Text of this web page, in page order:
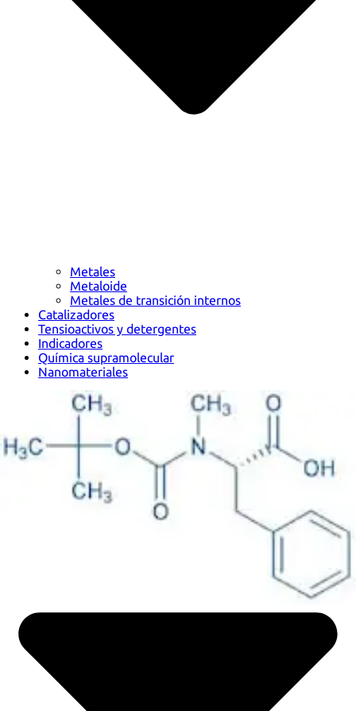
Metales
Metaloide
Metales de transición internos
Catalizadores
Tensioactivos y detergentes
Indicadores
Química supramolecular
Nanomateriales
Life science